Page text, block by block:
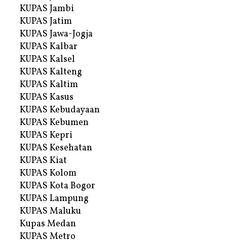
KUPAS Jambi
KUPAS Jatim
KUPAS Jawa-Jogja
KUPAS Kalbar
KUPAS Kalsel
KUPAS Kalteng
KUPAS Kaltim
KUPAS Kasus
KUPAS Kebudayaan
KUPAS Kebumen
KUPAS Kepri
KUPAS Kesehatan
KUPAS Kiat
KUPAS Kolom
KUPAS Kota Bogor
KUPAS Lampung
KUPAS Maluku
Kupas Medan
KUPAS Metro